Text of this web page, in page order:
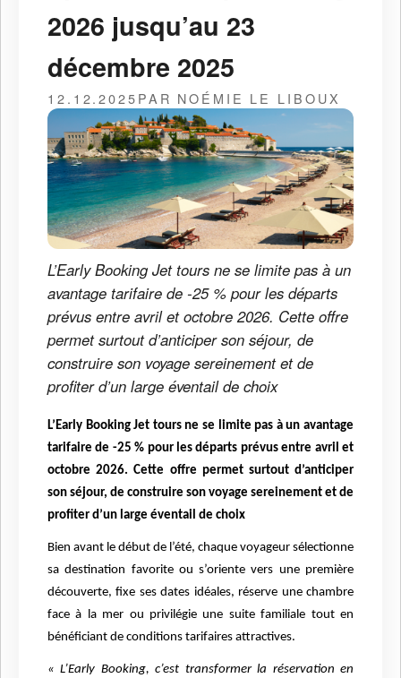
2026 jusqu’au 23
décembre 2025
12.12.2025PAR NOÉMIE LE LIBOUX
L’Early Booking Jet tours ne se limite pas à un
avantage tarifaire de -25 % pour les départs
prévus entre avril et octobre 2026. Cette offre
permet surtout d’anticiper son séjour, de
construire son voyage sereinement et de
profiter d’un large éventail de choix
L’Early Booking Jet tours ne se limite pas à un avantage
tarifaire de -25 % pour les départs prévus entre avril et
octobre 2026. Cette offre permet surtout d’anticiper
son séjour, de construire son voyage sereinement et de
profiter d’un large éventail de choix
Bien avant le début de l’été, chaque voyageur sélectionne
sa destination favorite ou s’oriente vers une première
découverte, fixe ses dates idéales, réserve une chambre
face à la mer ou privilégie une suite familiale tout en
bénéficiant de conditions tarifaires attractives.
« L’Early Booking, c’est transformer la réservation en